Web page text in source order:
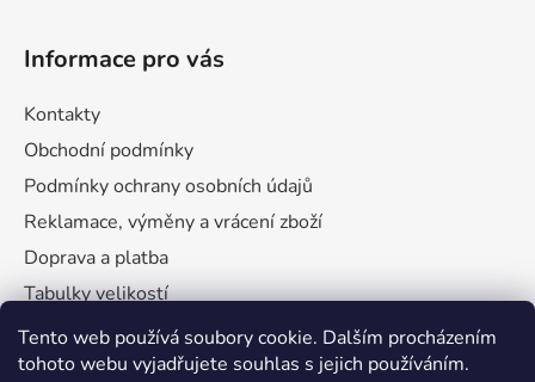
Tento web používá soubory cookie. Dalším procházením
tohoto webu vyjadřujete souhlas s jejich používáním.
Informace pro vás
Kontakty
Obchodní podmínky
Podmínky ochrany osobních údajů
Reklamace, výměny a vrácení zboží
Doprava a platba
Tabulky velikostí